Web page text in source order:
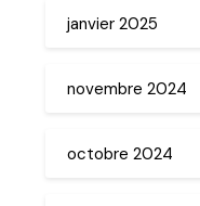
janvier 2025
novembre 2024
octobre 2024